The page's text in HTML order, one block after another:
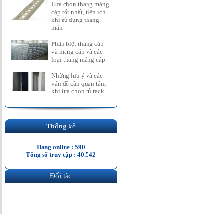
Lựa chọn thang máng
cáp tốt nhất, tiện ích
khi sử dụng thang
mán
Phân biệt thang cáp
và máng cáp và các
loại thang máng cáp
Những lưu ý và các
vấn đề cần quan tâm
khi lựa chọn tủ rack
Thống kê
Đang online : 590
Tổng số truy cập : 40.542
Đối tác